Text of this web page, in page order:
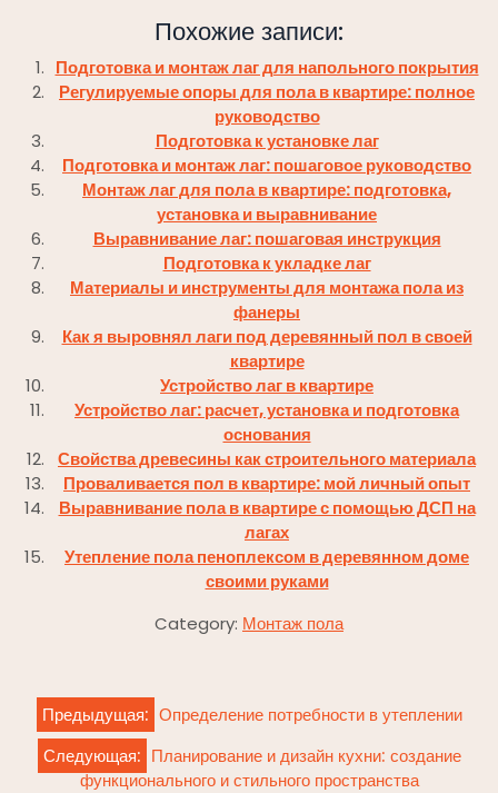
Похожие записи:
Подготовка и монтаж лаг для напольного покрытия
Регулируемые опоры для пола в квартире: полное
руководство
Подготовка к установке лаг
Подготовка и монтаж лаг: пошаговое руководство
Монтаж лаг для пола в квартире: подготовка,
установка и выравнивание
Выравнивание лаг: пошаговая инструкция
Подготовка к укладке лаг
Материалы и инструменты для монтажа пола из
фанеры
Как я выровнял лаги под деревянный пол в своей
квартире
Устройство лаг в квартире
Устройство лаг: расчет, установка и подготовка
основания
Свойства древесины как строительного материала
Проваливается пол в квартире: мой личный опыт
Выравнивание пола в квартире с помощью ДСП на
лагах
Утепление пола пеноплексом в деревянном доме
своими руками
Category: Монтаж пола
Навигация
по
записям
Предыдущая: Определение потребности в утеплении
Следующая: Планирование и дизайн кухни: создание
функционального и стильного пространства